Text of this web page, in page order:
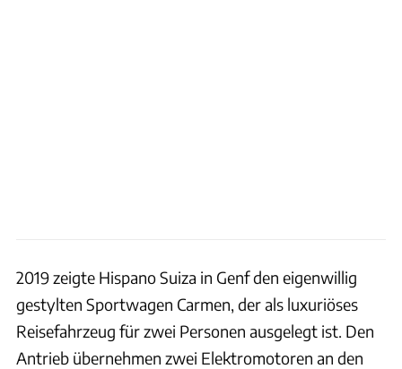
2019 zeigte Hispano Suiza in Genf den eigenwillig
gestylten Sportwagen Carmen, der als luxuriöses
Reisefahrzeug für zwei Personen ausgelegt ist. Den
Antrieb übernehmen zwei Elektromotoren an den